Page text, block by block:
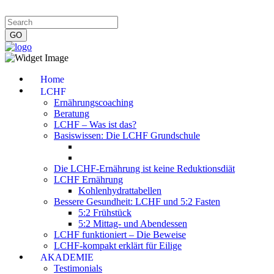
Home
LCHF
Ernährungscoaching
Beratung
LCHF – Was ist das?
Basiswissen: Die LCHF Grundschule
Die LCHF-Ernährung ist keine Reduktionsdiät
LCHF Ernährung
Kohlenhydrattabellen
Bessere Gesundheit: LCHF und 5:2 Fasten
5:2 Frühstück
5:2 Mittag- und Abendessen
LCHF funktioniert – Die Beweise
LCHF-kompakt erklärt für Eilige
AKADEMIE
Testimonials